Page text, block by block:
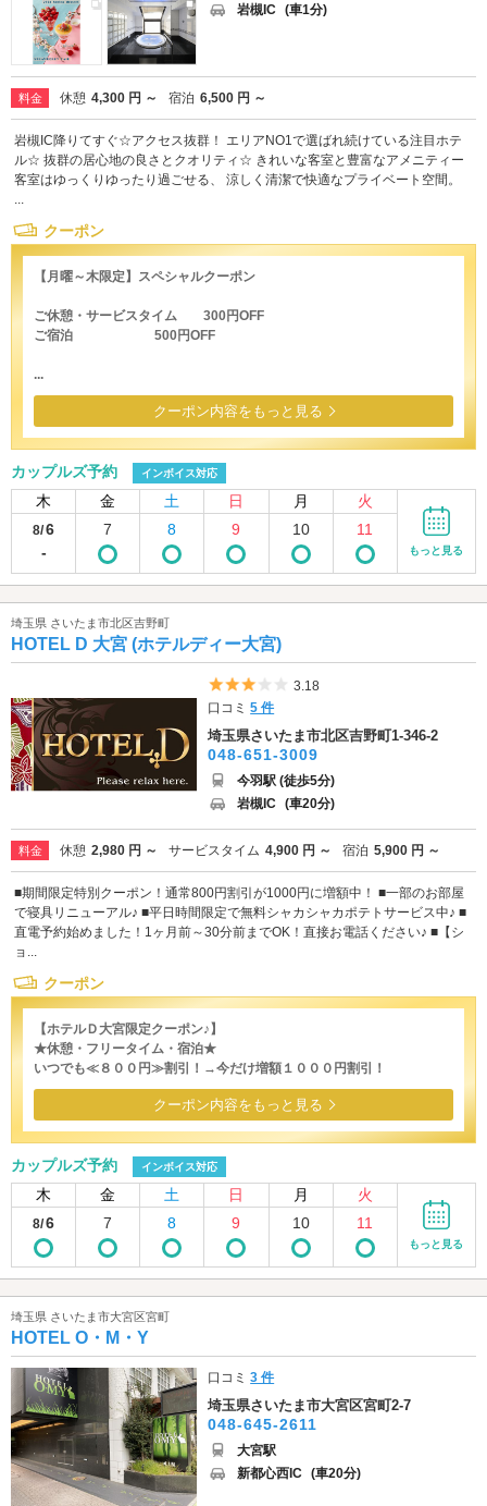
岩槻IC (車1分)
料金 休憩 4,300 円 ～ 宿泊 6,500 円 ～
岩槻IC降りてすぐ☆アクセス抜群！ エリアNO1で選ばれ続けている注目ホテ
ル☆ 抜群の居心地の良さとクオリティ☆ きれいな客室と豊富なアメニティー
客室はゆっくりゆったり過ごせる、 涼しく清潔で快適なプライベート空間。
...
クーポン
【月曜～木限定】スペシャルクーポン
ご休憩・サービスタイム 300円OFF
ご宿泊 500円OFF
...
クーポン内容をもっと見る
カップルズ予約 インボイス対応
木 金 土 日 月 火
8/6
-
7 8 9 10 11
もっと見る
埼玉県 さいたま市北区吉野町
HOTEL D 大宮 (ホテルディー大宮)
5つ星のうち3
3.18
口コミ5 件
埼玉県さいたま市北区吉野町1-346-2
048-651-3009
今羽駅 (徒歩5分)
岩槻IC (車20分)
料金 休憩 2,980 円 ～ サービスタイム 4,900 円 ～ 宿泊 5,900 円 ～
■期間限定特別クーポン！通常800円割引が1000円に増額中！ ■一部のお部屋
で寝具リニューアル♪ ■平日時間限定で無料シャカシャカポテトサービス中♪ ■
直電予約始めました！1ヶ月前～30分前までOK！直接お電話ください♪ ■【シ
ョ...
クーポン
【ホテルＤ大宮限定クーポン♪】
★休憩・フリータイム・宿泊★
いつでも≪８００円≫割引！→今だけ増額１０００円割引！
クーポン内容をもっと見る
カップルズ予約 インボイス対応
木 金 土 日 月 火
8/6 7 8 9 10 11
もっと見る
埼玉県 さいたま市大宮区宮町
HOTEL O・M・Y
口コミ3 件
埼玉県さいたま市大宮区宮町2-7
048-645-2611
大宮駅
新都心西IC (車20分)